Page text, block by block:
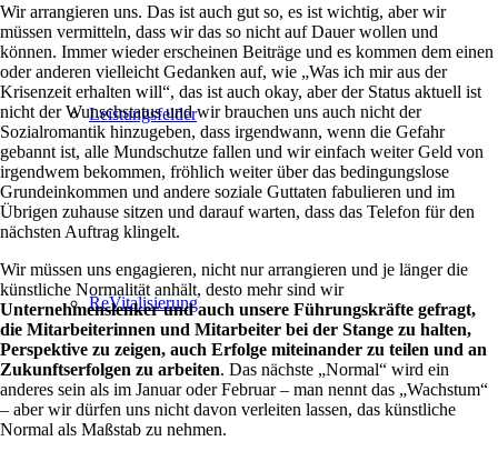
Leistungsfelder
ReVitalisierung
Wir arrangieren uns. Das ist auch gut so, es ist wichtig, aber wir
müssen vermitteln, dass wir das so nicht auf Dauer wollen und
können. Immer wieder erscheinen Beiträge und es kommen dem einen
oder anderen vielleicht Gedanken auf, wie „Was ich mir aus der
Krisenzeit erhalten will“, das ist auch okay, aber der Status aktuell ist
nicht der Wunschstatus und wir brauchen uns auch nicht der
Sozialromantik hinzugeben, dass irgendwann, wenn die Gefahr
gebannt ist, alle Mundschutze fallen und wir einfach weiter Geld von
irgendwem bekommen, fröhlich weiter über das bedingungslose
Grundeinkommen und andere soziale Guttaten fabulieren und im
Übrigen zuhause sitzen und darauf warten, dass das Telefon für den
nächsten Auftrag klingelt.
Wir müssen uns engagieren, nicht nur arrangieren und je länger die
künstliche Normalität anhält, desto mehr sind wir
Unternehmenslenker und auch unsere Führungskräfte gefragt,
die Mitarbeiterinnen und Mitarbeiter bei der Stange zu halten,
Perspektive zu zeigen, auch Erfolge miteinander zu teilen und an
Zukunftserfolgen zu arbeiten. Das nächste „Normal“ wird ein
anderes sein als im Januar oder Februar – man nennt das „Wachstum“
– aber wir dürfen uns nicht davon verleiten lassen, das künstliche
Normal als Maßstab zu nehmen.